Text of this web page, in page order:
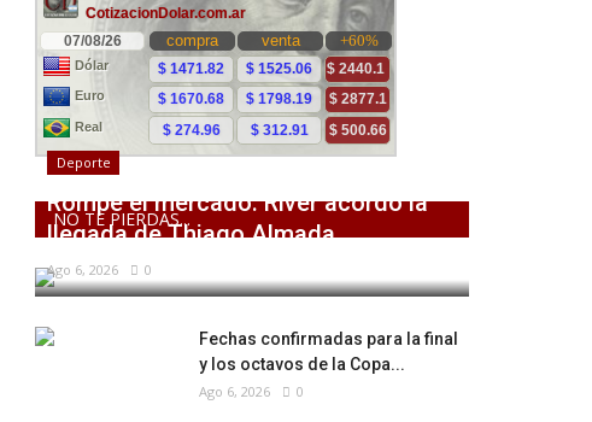
NO TE PIERDAS...
Deporte
Rompe el mercado: River acordó la
llegada de Thiago Almada
Ago 6, 2026 0
Fechas confirmadas para la final
y los octavos de la Copa...
Ago 6, 2026 0